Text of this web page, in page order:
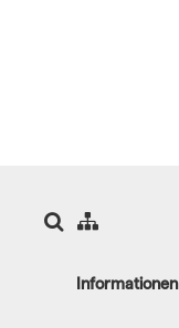
Informationen